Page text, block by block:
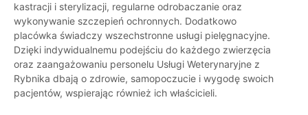
kastracji i sterylizacji, regularne odrobaczanie oraz
wykonywanie szczepień ochronnych. Dodatkowo
placówka świadczy wszechstronne usługi pielęgnacyjne.
Dzięki indywidualnemu podejściu do każdego zwierzęcia
oraz zaangażowaniu personelu Usługi Weterynaryjne z
Rybnika dbają o zdrowie, samopoczucie i wygodę swoich
pacjentów, wspierając również ich właścicieli.